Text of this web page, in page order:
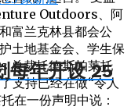
Outdoors、阿
富兰克林县都会公
土地基金会、学生保
裁托德·斯帕莱托
支持已经在做“令人
在一份声明中说：
每年开设 25